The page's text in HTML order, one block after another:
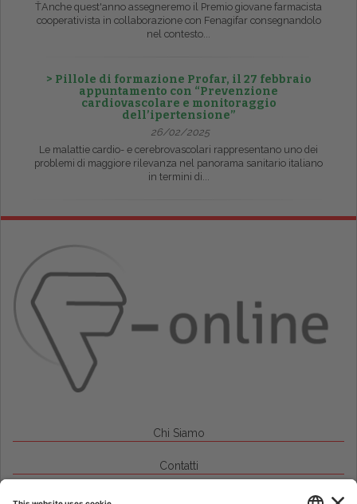
ŤAnche quest'anno assegneremo il Premio giovane farmacista
cooperativista in collaborazione con Fenagifar consegnandolo
nel contesto...
> Pillole di formazione Profar, il 27 febbraio
appuntamento con “Prevenzione
cardiovascolare e monitoraggio
dell’ipertensione”
26/02/2025
Le malattie cardio- e cerebrovascolari rappresentano uno dei
problemi di maggiore rilevanza nel panorama sanitario italiano
in termini di...
Chi Siamo
Contatti